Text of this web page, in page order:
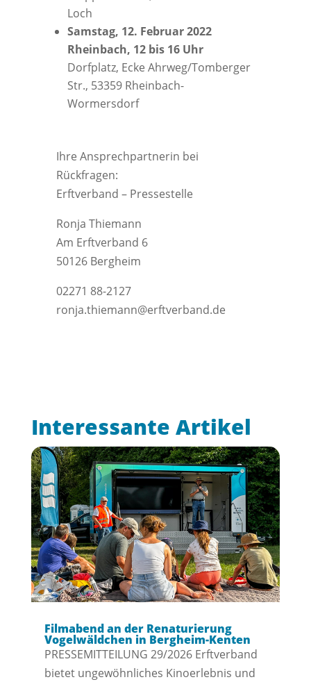
Loch
Samstag, 12. Februar 2022
Rheinbach, 12 bis 16 Uhr
Dorfplatz, Ecke Ahrweg/Tomberger
Str., 53359 Rheinbach-
Wormersdorf
Ihre Ansprechpartnerin bei
Rückfragen:
Erftverband – Pressestelle
Ronja Thiemann
Am Erftverband 6
50126 Bergheim
02271 88-2127
ronja.thiemann@erftverband.de
Interessante Artikel
Filmabend an der Renaturierung
Vogelwäldchen in Bergheim-Kenten
PRESSEMITTEILUNG 29/2026 Erftverband
bietet ungewöhnliches Kinoerlebnis und